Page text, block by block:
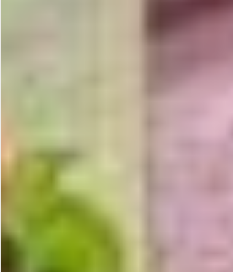
21
хабаровчанка
Людмила
носит самовар
на голове
По образованию женщина специалист
по машиностроению